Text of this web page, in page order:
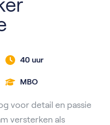
40 uur
MBO
voor detail en passie
versterken als